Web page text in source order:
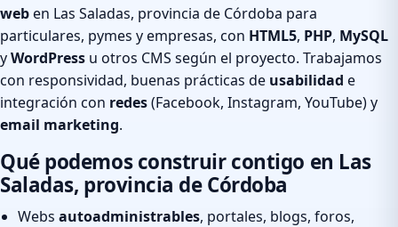
weben Las Saladas, provincia de Córdoba para
particulares, pymes y empresas, con HTML5, PHP, MySQL
yWordPress u otros CMS según el proyecto. Trabajamos
con responsividad, buenas prácticas de usabilidad e
integración con redes(Facebook, Instagram, YouTube) y
email marketing.
Qué podemos construir contigo en Las
Saladas, provincia de Córdoba
Webs autoadministrables, portales, blogs, foros,